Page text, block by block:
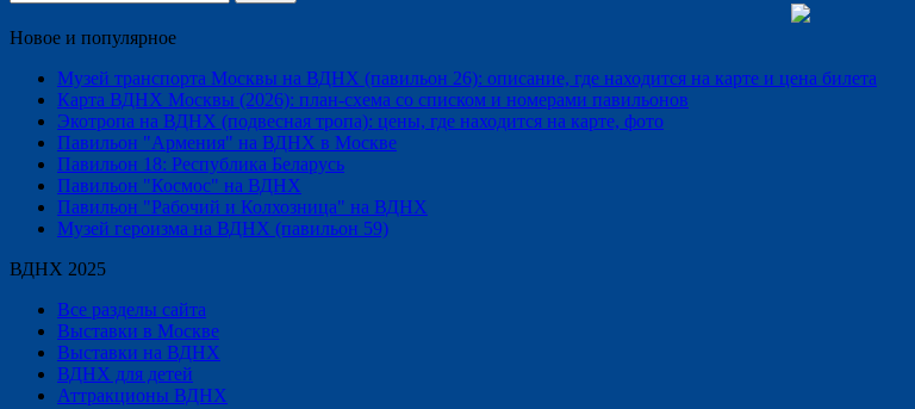
Новое и популярное
Музей транспорта Москвы на ВДНХ (павильон 26): описание, где находится на карте и цена билета
Карта ВДНХ Москвы (2026): план-схема со списком и номерами павильонов
Экотропа на ВДНХ (подвесная тропа): цены, где находится на карте, фото
Павильон "Армения" на ВДНХ в Москве
Павильон 18: Республика Беларусь
Павильон "Космос" на ВДНХ
Павильон "Рабочий и Колхозница" на ВДНХ
Музей героизма на ВДНХ (павильон 59)
ВДНХ 2025
Все разделы сайта
Выставки в Москве
Выставки на ВДНХ
ВДНХ для детей
Аттракционы ВДНХ